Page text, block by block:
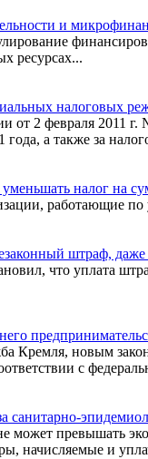
и
ресурсах...
налоговых
2 февраля 2011 г.
года, а также за
налог на
работающие
штраф, даже
что уплата
Кремля, новым
с
санитарно-
может превышать
начисляемые и